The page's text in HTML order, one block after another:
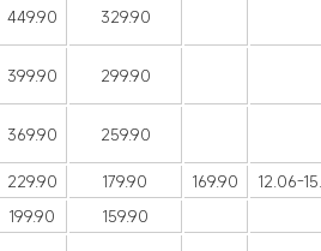
449.90 329.90
399.90 299.90
369.90 259.90
229.90 179.90 169.90
12.06-
199.90
159.90